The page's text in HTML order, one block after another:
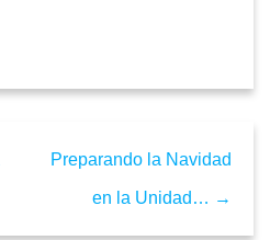
Preparando la Navidad
en la Unidad… →